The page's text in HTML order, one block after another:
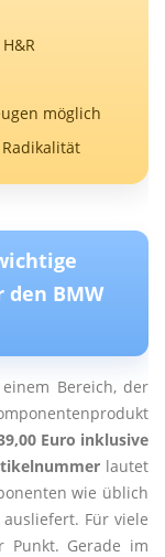
möglich
den BMW
Bereich, der
Euro inklusive
lautet
wie üblich
ausliefert. Für viele
Punkt. Gerade im